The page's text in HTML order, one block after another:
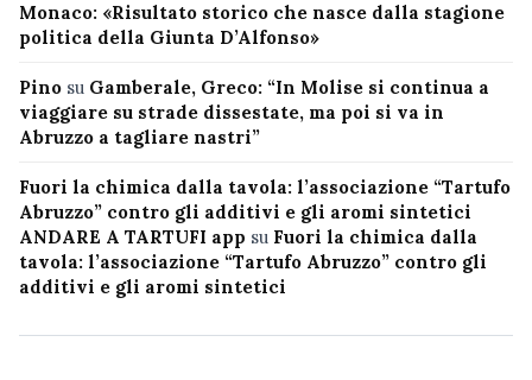
Monaco: «Risultato storico che nasce dalla stagione
politica della Giunta D’Alfonso»
Pino su Gamberale, Greco: “In Molise si continua a
viaggiare su strade dissestate, ma poi si va in
Abruzzo a tagliare nastri”
Fuori la chimica dalla tavola: l’associazione “Tartufo
Abruzzo” contro gli additivi e gli aromi sintetici
ANDARE A TARTUFI app su Fuori la chimica dalla
tavola: l’associazione “Tartufo Abruzzo” contro gli
additivi e gli aromi sintetici